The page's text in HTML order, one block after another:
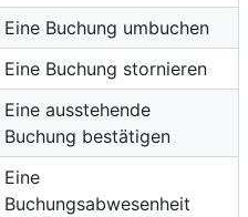
Eine Buchung umbuchen
Eine Buchung stornieren
Eine ausstehende
Buchung bestätigen
Eine
Buchungsabwesenheit